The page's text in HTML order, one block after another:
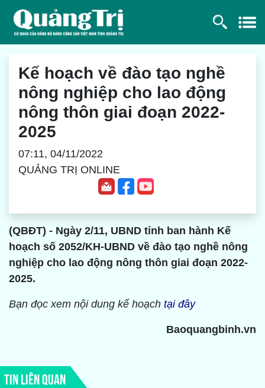
Kế hoạch về đào tạo nghề
nông nghiệp cho lao động
nông thôn giai đoạn 2022-
2025
07:11, 04/11/2022
QUẢNG TRỊ ONLINE
(QBĐT) - Ngày 2/11, UBND tỉnh ban hành Kế
hoạch số 2052/KH-UBND về đào tạo nghề nông
nghiệp cho lao động nông thôn giai đoạn 2022-
2025.
Bạn đọc xem nội dung kế hoạch tại đây
Baoquangbinh.vn
TIN LIÊN QUAN